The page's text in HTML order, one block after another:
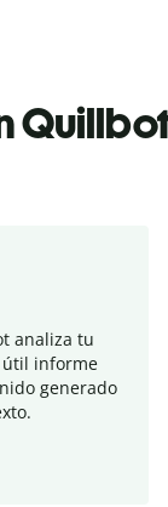
analiza tu
informe
generado